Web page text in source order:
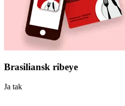
Brasiliansk ribeye
Ja tak